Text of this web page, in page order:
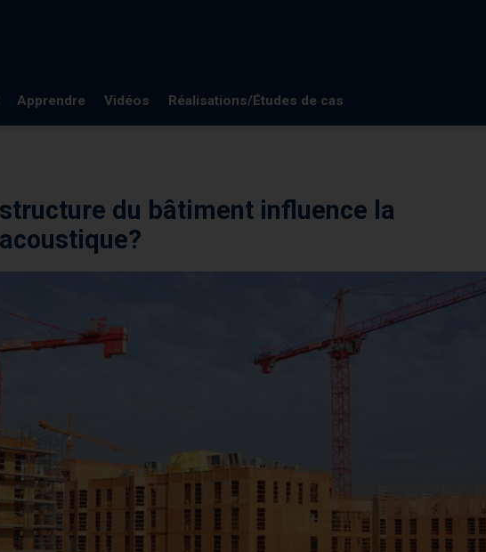
Apprendre
Lexique
Blogues
Vidéos Réalisations/Études de cas
du bâtiment influence la